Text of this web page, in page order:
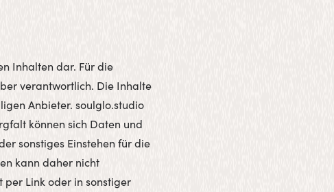
Inhalten dar. Für die
verantwortlich. Die Inhalte
Anbieter. soulglo.studio
können sich Daten und
sonstiges Einstehen für die
kann daher nicht
Link oder in sonstiger